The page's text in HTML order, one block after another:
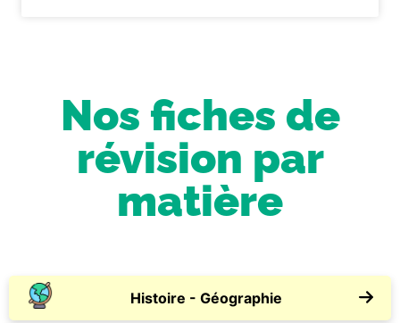
Nos fiches de
révision par
matière
Histoire - Géographie